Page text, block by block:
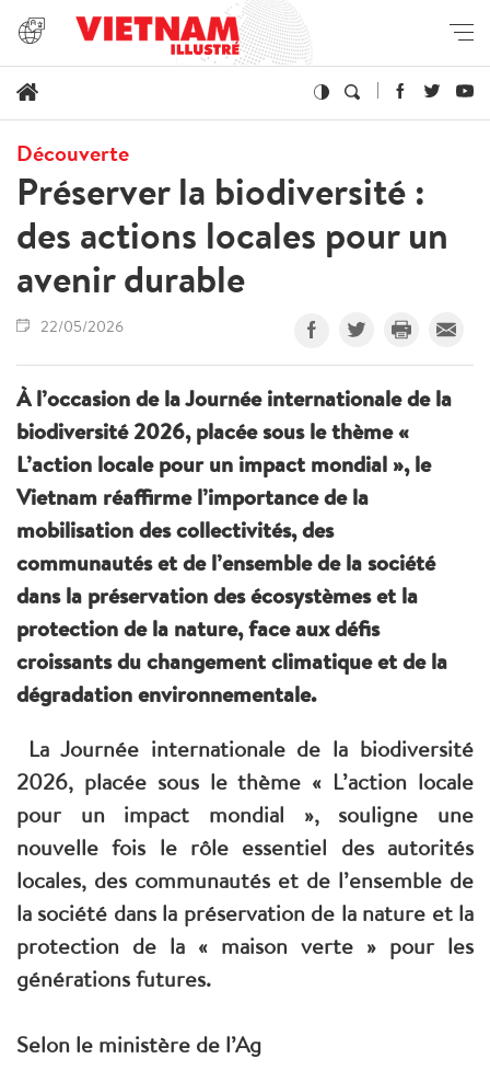
Découverte
Préserver la biodiversité :
des actions locales pour un
avenir durable
22/05/2026
À l’occasion de la Journée internationale de la
biodiversité 2026, placée sous le thème «
L’action locale pour un impact mondial », le
Vietnam réaffirme l’importance de la
mobilisation des collectivités, des
communautés et de l’ensemble de la société
dans la préservation des écosystèmes et la
protection de la nature, face aux défis
croissants du changement climatique et de la
dégradation environnementale.
La Journée internationale de la biodiversité
2026, placée sous le thème « L’action locale
pour un impact mondial », souligne une
nouvelle fois le rôle essentiel des autorités
locales, des communautés et de l’ensemble de
la société dans la préservation de la nature et la
protection de la « maison verte » pour les
générations futures.
Selon le ministère de l’Ag